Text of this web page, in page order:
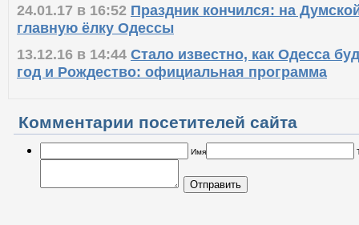
24.01.17 в 16:52 Праздник кончился: на
главную ёлку Одессы
13.12.16 в 14:44 Стало известно, как Одесса
год и Рождество: официальная программа
Комментарии посетителей сайта
Имя
Отправить